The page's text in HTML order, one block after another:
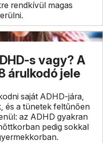
rendkívül magas
s vagy? A
árulkodó jele
saját ADHD-jára,
és a tünetek feltűnően
az ADHD gyakran
pedig sokkal